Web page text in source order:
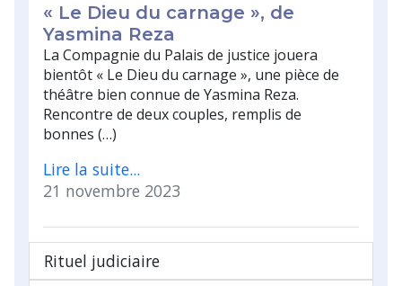
« Le Dieu du carnage », de
Yasmina Reza
La Compagnie du Palais de justice jouera
bientôt « Le Dieu du carnage », une pièce de
théâtre bien connue de Yasmina Reza.
Rencontre de deux couples, remplis de
bonnes (…)
Lire la suite...
21 novembre 2023
Rituel judiciaire